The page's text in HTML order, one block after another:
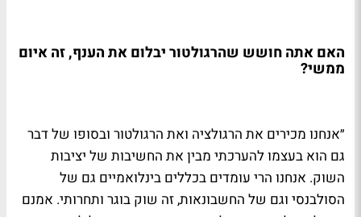
האם אתה חושש שהרגולטור יבלום את הענף, זה איום
ממשי?
״אנחנו מכירים את הרגולציה ואת הרגולטור ובסופו של דבר
גם הוא בעצמו להערכתי מבין את החשיבות של יציבות
השוק. אנחנו הרי עומדים בכללים בינלואמיים גם של
הסולבנסי וגם של החשבונאות, זה שוק בוגר ותחרותי. אמנם